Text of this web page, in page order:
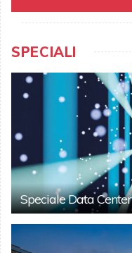
SPECIALI
Speciale Data Center